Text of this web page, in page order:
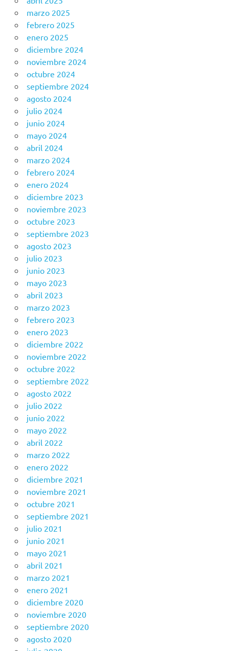
marzo 2025
febrero 2025
enero 2025
diciembre 2024
noviembre 2024
octubre 2024
septiembre 2024
agosto 2024
julio 2024
junio 2024
mayo 2024
abril 2024
marzo 2024
febrero 2024
enero 2024
diciembre 2023
noviembre 2023
octubre 2023
septiembre 2023
agosto 2023
julio 2023
junio 2023
mayo 2023
abril 2023
marzo 2023
febrero 2023
enero 2023
diciembre 2022
noviembre 2022
octubre 2022
septiembre 2022
agosto 2022
julio 2022
junio 2022
mayo 2022
abril 2022
marzo 2022
enero 2022
diciembre 2021
noviembre 2021
octubre 2021
septiembre 2021
julio 2021
junio 2021
mayo 2021
abril 2021
marzo 2021
enero 2021
diciembre 2020
noviembre 2020
septiembre 2020
agosto 2020